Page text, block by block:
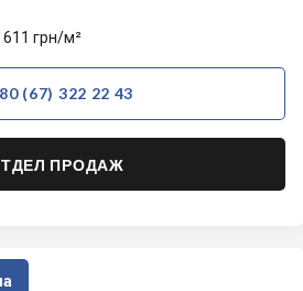
грн/м²
(67) 322 22 43
ПРОДАЖ